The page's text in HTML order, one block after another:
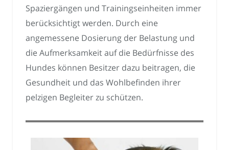
Spaziergängen und Trainingseinheiten immer
berücksichtigt werden. Durch eine
angemessene Dosierung der Belastung und
die Aufmerksamkeit auf die Bedürfnisse des
Hundes können Besitzer dazu beitragen, die
Gesundheit und das Wohlbefinden ihrer
pelzigen Begleiter zu schützen.